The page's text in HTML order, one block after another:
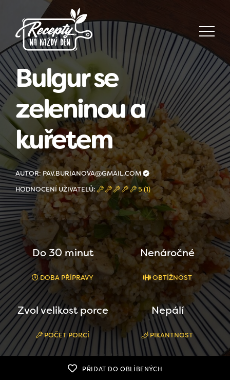
Bulgur se
zeleninou a
kuřetem
AUTOR: PAV.BURIANOVA@GMAIL.COM
HODNOCENÍ UŽIVATELŮ:
5 (1)
Do 30 minut
DOBA PŘÍPRAVY
Nenáročné
OBTÍŽNOST
Zvol velikost porce
POČET PORCÍ
Nepálí
PIKANTNOST
PŘIDAT DO OBLÍBENÝCH